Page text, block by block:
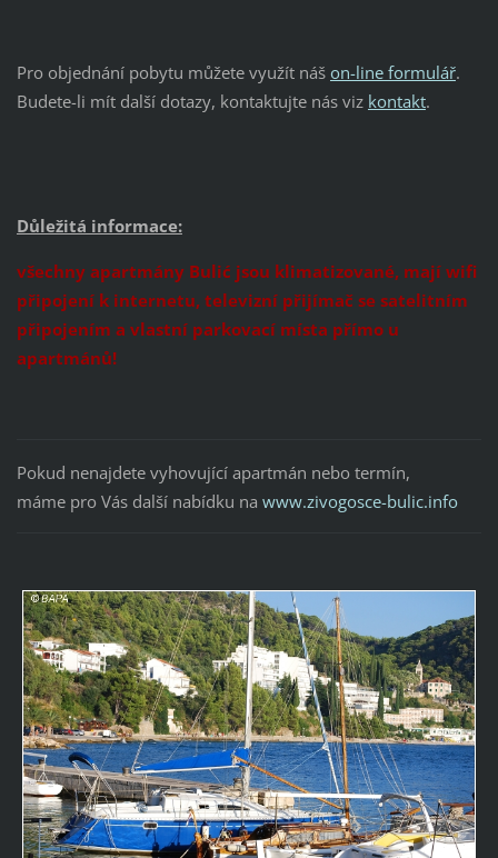
Pro objednání pobytu můžete využít náš on-line formulář.
Budete-li mít další dotazy, kontaktujte nás viz kontakt.
Důležitá informace:
všechny apartmány Bulić jsou klimatizované, mají wifi
připojení k internetu, televizní přijímač se satelitním
připojením a vlastní parkovací místa přímo u
apartmánů!
Pokud nenajdete vyhovující apartmán nebo termín,
máme pro Vás další nabídku na www.zivogosce-bulic.info